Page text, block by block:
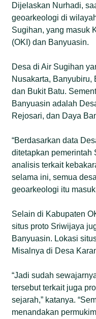
Dijelaskan Nurhadi,
geoarkeologi di
Sugihan, yang masuk
(OKI) dan Banyuasin.
Desa di Air Sugihan
Nusakarta, Banyubiru,
dan Bukit Batu.
Banyuasin adalah
Rejosari, dan Daya
“Berdasarkan data
ditetapkan pemerintah
analisis terkait
selama ini, semua
geoarkeologi itu
Selain di Kabupaten
situs proto Sriwijaya
Banyuasin. Lokasi
Misalnya di Desa
“Jadi sudah
tersebut terkait juga
sejarah,” katanya.
menandakan